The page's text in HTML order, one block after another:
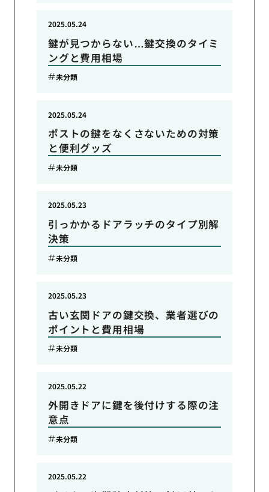
鍵が見つからない…鍵交換のタイミ
ングと費用相場
2025.05.24
未分類
ポストの鍵をなくさないための対策
と便利グッズ
2025.05.24
未分類
引っかかるドアラッチのタイプ別解
決策
2025.05.23
未分類
古い玄関ドアの鍵交換、業者選びの
ポイントと費用相場
2025.05.23
未分類
外開きドアに鍵を後付けする際の注
意点
2025.05.22
未分類
2025.05.22